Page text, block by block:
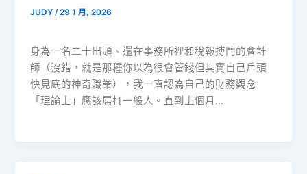
JUDY/29 1 月, 2026
身為一名二十出頭、還在事務所裡和稅報搏鬥的會計
師（沒錯，就是那種你以為很會管錢但其實自己戶頭
快見底的神奇職業），我一直認為自己的財務觀念
「理論上」應該屌打一般人。直到上個月…